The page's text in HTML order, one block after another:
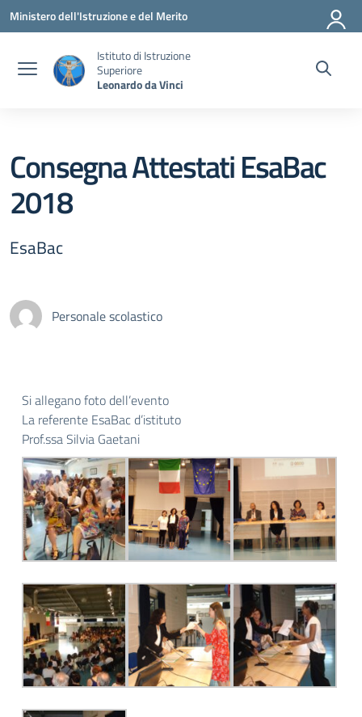
Vai ai contenuti
Vai al menu di navigazione
Vai al footer
Ministero dell'Istruzione e del Merito
Istituto di Istruzione
Superiore
Leonardo da Vinci
Consegna Attestati EsaBac
2018
EsaBac
Personale scolastico
Si allegano foto dell’evento
La referente EsaBac d’istituto
Prof.ssa Silvia Gaetani